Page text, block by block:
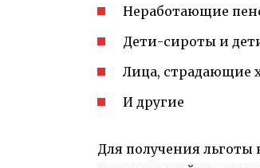
Неработающие
Дети-сироты и
Лица, страдающие
И другие
Для получения